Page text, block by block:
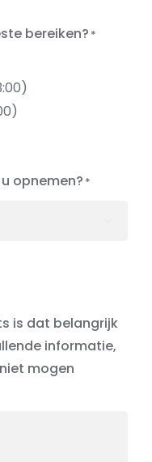
bereiken?
opnemen?
is dat belangrijk
informatie,
mogen